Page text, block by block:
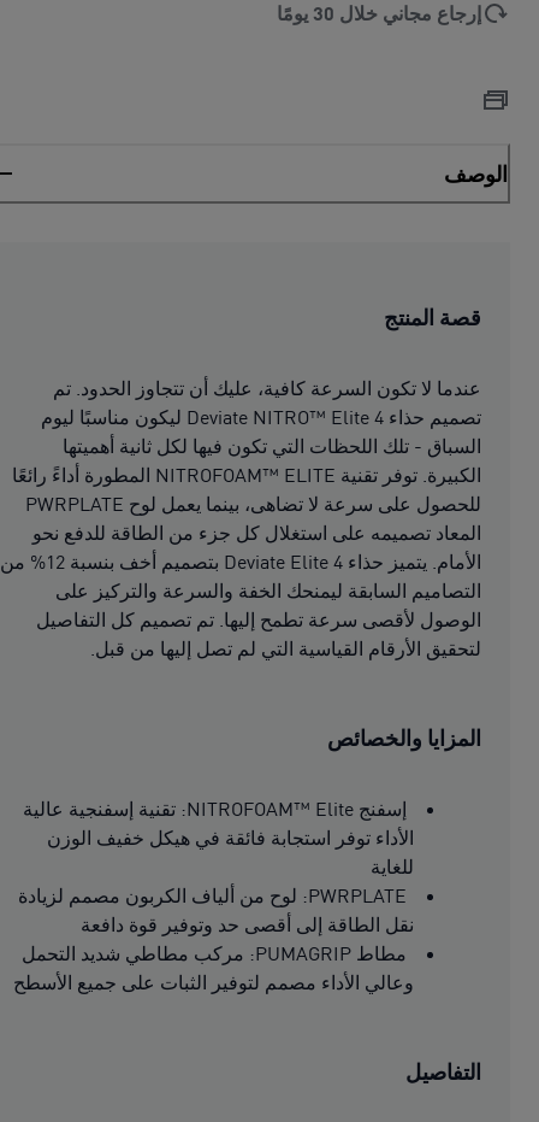
إرجاع مجاني خلال 30 يومًا
الوصف
قصة المنتج
عندما لا تكون السرعة كافية، عليك أن تتجاوز الحدود. تم
تصميم حذاء Deviate NITRO™ Elite 4 ليكون مناسبًا ليوم
السباق - تلك اللحظات التي تكون فيها لكل ثانية أهميتها
الكبيرة. توفر تقنية NITROFOAM™ ELITE المطورة أداءً رائعًا
للحصول على سرعة لا تضاهى، بينما يعمل لوح PWRPLATE
المعاد تصميمه على استغلال كل جزء من الطاقة للدفع نحو
الأمام. يتميز حذاء Deviate Elite 4 بتصميم أخف بنسبة 12% من
التصاميم السابقة ليمنحك الخفة والسرعة والتركيز على
الوصول لأقصى سرعة تطمح إليها. تم تصميم كل التفاصيل
لتحقيق الأرقام القياسية التي لم تصل إليها من قبل.
المزايا والخصائص
إسفنج NITROFOAM™ Elite: تقنية إسفنجية عالية
الأداء توفر استجابة فائقة في هيكل خفيف الوزن
للغاية
PWRPLATE: لوح من ألياف الكربون مصمم لزيادة
نقل الطاقة إلى أقصى حد وتوفير قوة دافعة
مطاط PUMAGRIP: مركب مطاطي شديد التحمل
وعالي الأداء مصمم لتوفير الثبات على جميع الأسطح
التفاصيل